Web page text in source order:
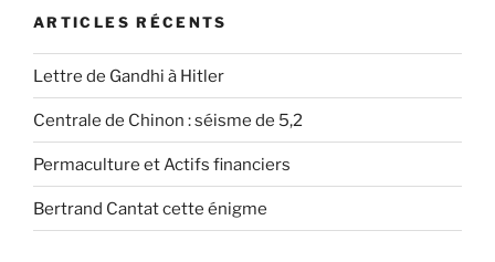
ARTICLES RÉCENTS
Lettre de Gandhi à Hitler
Centrale de Chinon : séisme de 5,2
Permaculture et Actifs financiers
Bertrand Cantat cette énigme